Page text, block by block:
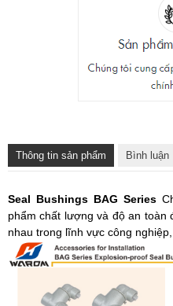
Thông tin sản phẩm Bình luận
Seal Bushings BAG Series
phẩm chất lượng và độ an toàn
nhau trong lĩnh vực công